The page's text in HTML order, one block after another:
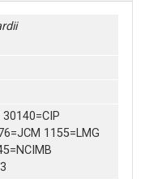
30140=CIP
1155=LMG